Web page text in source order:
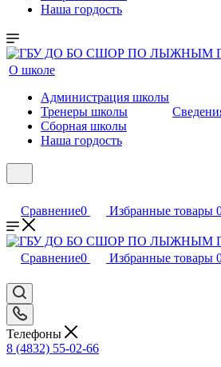
Наша гордость
О школе
Администрация школы
Тренеры школы
Сборная школы
Наша гордость
Сравнение0 Избранные товары
Сравнение0 Избранные товары
Телефоны
8 (4832) 55-02-66